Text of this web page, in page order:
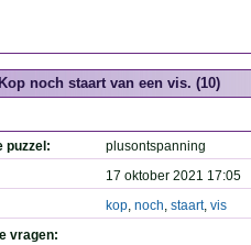
noch staart van een vis. (10)
puzzel:
plusontspanning
17 oktober 2021 17:05
kop, noch, staart, vis
vragen: